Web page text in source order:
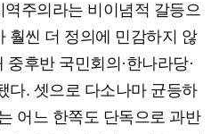
주의라는 비이념적 갈등으
훨씬 더 정의에 민감하지 않
후반 국민회의·한나라당·
다. 셋으로 다소나마 균등하
어느 한쪽도 단독으로 과반